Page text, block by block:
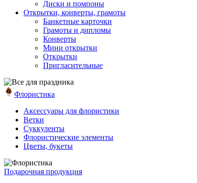
Диски и помпоны
Открытки, конверты, грамоты
Банкетные карточки
Грамоты и дипломы
Конверты
Мини открытки
Открытки
Пригласительные
Флористика
Аксессуары для флористики
Ветки
Суккуленты
Флористические элементы
Цветы, букеты
Подарочная продукция